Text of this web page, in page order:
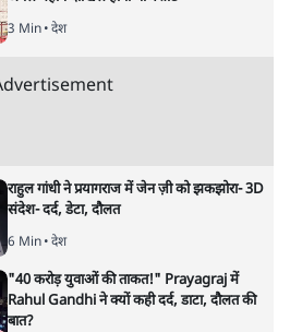
के महासचिव दत्तात्रेय होसबाले
त्रिपाठी
हैं कि संघ परिवार के सौ साल पूरे होने,
तक बैठने और अधिकतम राज्यों में
जो साभ्यतिक परिदृश्य बना है वह कहीं
रहा है।